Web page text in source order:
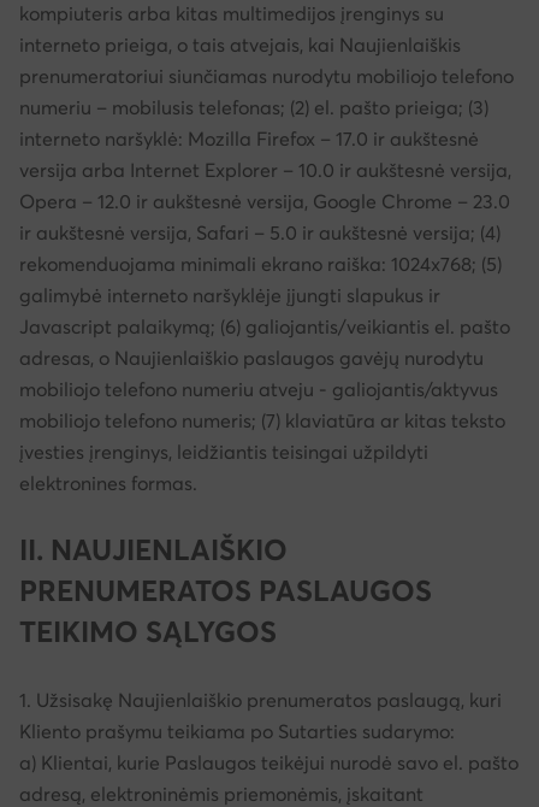
kompiuteris arba kitas multimedijos įrenginys su
interneto prieiga, o tais atvejais, kai Naujienlaiškis
prenumeratoriui siunčiamas nurodytu mobiliojo telefono
numeriu – mobilusis telefonas; (2) el. pašto prieiga; (3)
interneto naršyklė: Mozilla Firefox – 17.0 ir aukštesnė
versija arba Internet Explorer – 10.0 ir aukštesnė versija,
Opera – 12.0 ir aukštesnė versija, Google Chrome – 23.0
ir aukštesnė versija, Safari – 5.0 ir aukštesnė versija; (4)
rekomenduojama minimali ekrano raiška: 1024x768; (5)
galimybė interneto naršyklėje įjungti slapukus ir
Javascript palaikymą; (6) galiojantis/veikiantis el. pašto
adresas, o Naujienlaiškio paslaugos gavėjų nurodytu
mobiliojo telefono numeriu atveju - galiojantis/aktyvus
mobiliojo telefono numeris; (7) klaviatūra ar kitas teksto
įvesties įrenginys, leidžiantis teisingai užpildyti
elektronines formas.
II. NAUJIENLAIŠKIO
PRENUMERATOS PASLAUGOS
TEIKIMO SĄLYGOS
1. Užsisakę Naujienlaiškio prenumeratos paslaugą, kuri
Kliento prašymu teikiama po Sutarties sudarymo:
a) Klientai, kurie Paslaugos teikėjui nurodė savo el. pašto
adresą, elektroninėmis priemonėmis, įskaitant